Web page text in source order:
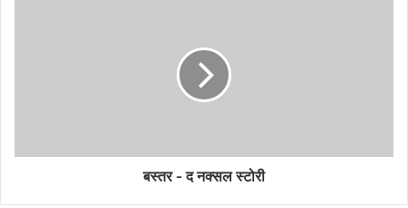
बस्तर - द नक्सल स्टोरी